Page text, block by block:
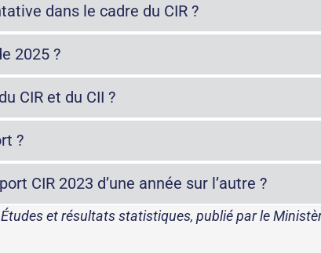
dans le cadre du CIR ?
2025 ?
CIR et du CII ?
?
CIR 2023 d’une année sur l’autre ?
et résultats statistiques, publié par le